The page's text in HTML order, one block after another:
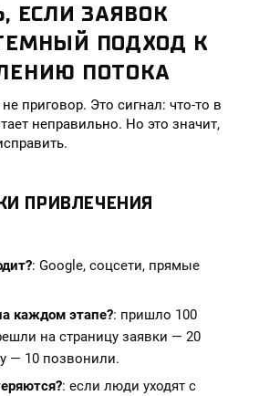
ЕСЛИ ЗАЯВОК
ПОДХОД К
ПОТОКА
приговор. Это сигнал: что-то в
неправильно. Но это значит,
ПРИВЛЕЧЕНИЯ
: Google, соцсети, прямые
каждом этапе?: пришло 100
на страницу заявки — 20
— 10 позвонили.
: если люди уходят с